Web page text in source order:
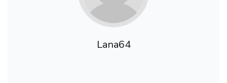
Lana64